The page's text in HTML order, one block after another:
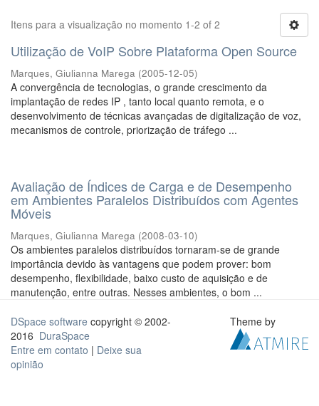
Itens para a visualização no momento 1-2 of 2
Utilização de VoIP Sobre Plataforma Open Source
Marques, Giulianna Marega (2005-12-05)
A convergência de tecnologias, o grande crescimento da
implantação de redes IP , tanto local quanto remota, e o
desenvolvimento de técnicas avançadas de digitalização de voz,
mecanismos de controle, priorização de tráfego ...
Avaliação de Índices de Carga e de Desempenho
em Ambientes Paralelos Distribuídos com Agentes
Móveis
Marques, Giulianna Marega (2008-03-10)
Os ambientes paralelos distribuídos tornaram-se de grande
importância devido às vantagens que podem prover: bom
desempenho, flexibilidade, baixo custo de aquisição e de
manutenção, entre outras. Nesses ambientes, o bom ...
DSpace software copyright © 2002-
2016 DuraSpace
Entre em contato | Deixe sua
opinião
Theme by